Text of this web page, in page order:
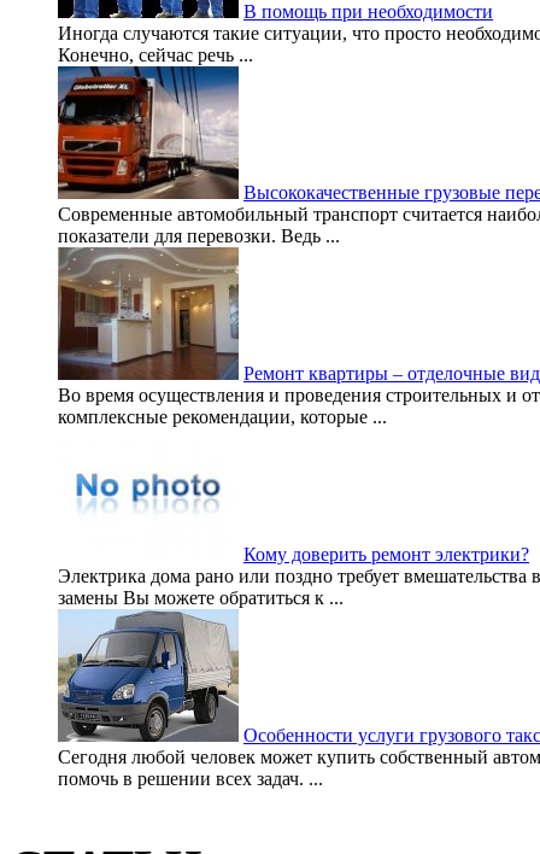
В помощь при необходимости
Иногда случаются такие ситуации, что просто
Конечно, сейчас речь ...
Высококачественные грузовые
Современные автомобильный транспорт считается
показатели для перевозки. Ведь ...
Ремонт квартиры – отделочные
Во время осуществления и проведения строительных и
комплексные рекомендации, которые ...
Кому доверить ремонт электрики?
Электрика дома рано или поздно требует
замены Вы можете обратиться к ...
Особенности услуги грузового
Сегодня любой человек может купить собственный
помочь в решении всех задач. ...